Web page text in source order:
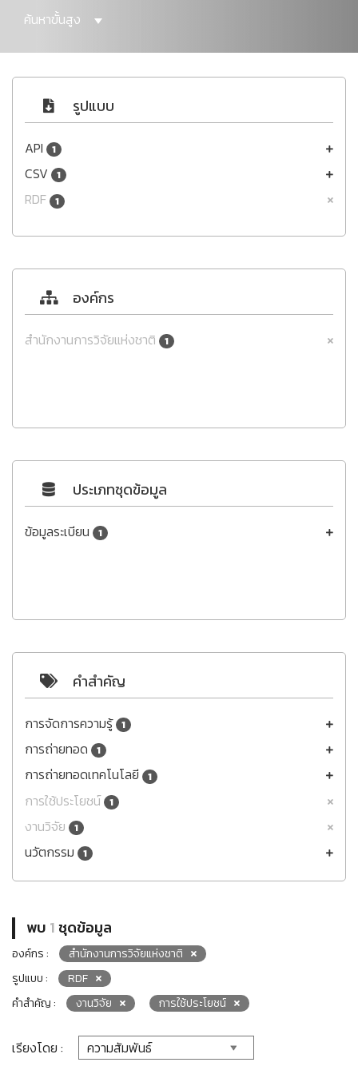
ค้นหาขั้นสูง
รูปแบบ
API 1
CSV 1
RDF 1
องค์กร
สำนักงานการวิจัยแห่งชาติ 1
ประเภทชุดข้อมูล
ข้อมูลระเบียน 1
คำสำคัญ
การจัดการความรู้ 1
การถ่ายทอด 1
การถ่ายทอดเทคโนโลยี 1
การใช้ประโยชน์ 1
งานวิจัย 1
นวัตกรรม 1
พบ 1ชุดข้อมูล
องค์กร :
สำนักงานการวิจัยแห่งชาติ
รูปแบบ :
RDF
คำสำคัญ :
งานวิจัย การใช้ประโยชน์
เรียงโดย :